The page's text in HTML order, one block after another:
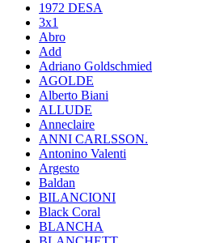
1972 DESA
3x1
Abro
Add
Adriano Goldschmied
AGOLDE
Alberto Biani
ALLUDE
Anneclaire
ANNI CARLSSON.
Antonino Valenti
Argesto
Baldan
BILANCIONI
Black Coral
BLANCHA